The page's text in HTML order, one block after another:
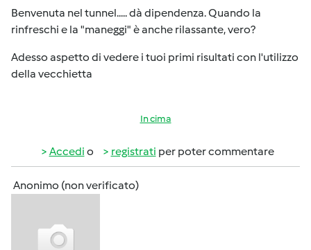
Benvenuta nel tunnel..... dà dipendenza. Quando la
rinfreschi e la "maneggi" è anche rilassante, vero?
Adesso aspetto di vedere i tuoi primi risultati con l'utilizzo
della vecchietta
In cima
Accedi o registrati per poter commentare
Anonimo (non verificato)